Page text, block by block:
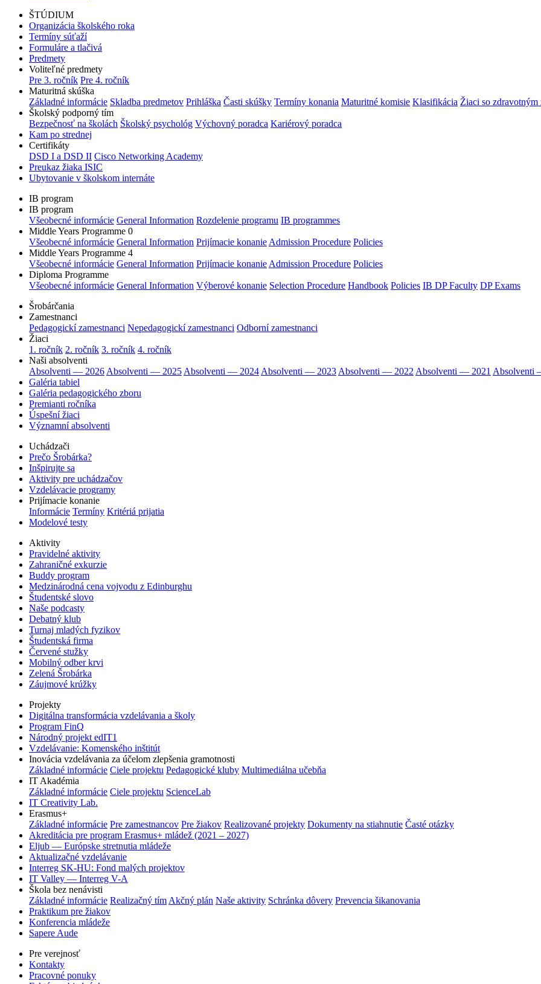
ŠTÚDIUM
Organizácia školského roka
Termíny súťaží
Formuláre a tlačivá
Predmety
Voliteľné predmety
Pre 3. ročník Pre 4. ročník
Maturitná skúška
Základné informácie Skladba predmetov Prihláška Časti skúšky Termíny konania Maturitné komisie Klasifikácia Žiaci so
Školský podporný tím
Bezpečnosť na školách Školský psychológ Výchovný poradca Kariérový poradca
Kam po strednej
Certifikáty
DSD I a DSD II Cisco Networking Academy
Preukaz žiaka ISIC
Ubytovanie v školskom internáte
IB program
IB program
Všeobecné informácie General Information Rozdelenie programu IB programmes
Middle Years Programme 0
Všeobecné informácie General Information Prijímacie konanie Admission Procedure Policies
Middle Years Programme 4
Všeobecné informácie General Information Prijímacie konanie Admission Procedure Policies
Diploma Programme
Všeobecné informácie General Information Výberové konanie Selection Procedure Handbook Policies IB DP Faculty DP Exams
Šrobárčania
Zamestnanci
Pedagogickí zamestnanci Nepedagogickí zamestnanci Odborní zamestnanci
Žiaci
1. ročník 2. ročník 3. ročník 4. ročník
Naši absolventi
Absolventi — 2026 Absolventi — 2025 Absolventi — 2024 Absolventi — 2023 Absolventi — 2022 Absolventi — 2021 Absolventi
Galéria tabiel
Galéria pedagogického zboru
Premianti ročníka
Úspešní žiaci
Významní absolventi
Uchádzači
Prečo Šrobárka?
Inšpirujte sa
Aktivity pre uchádzačov
Vzdelávacie programy
Prijímacie konanie
Informácie Termíny Kritériá prijatia
Modelové testy
Aktivity
Pravidelné aktivity
Zahraničné exkurzie
Buddy program
Medzinárodná cena vojvodu z Edinburghu
Študentské slovo
Naše podcasty
Debatný klub
Turnaj mladých fyzikov
Študentská firma
Červené stužky
Mobilný odber krvi
Zelená Šrobárka
Záujmové krúžky
Projekty
Digitálna transformácia vzdelávania a školy
Program FinQ
Národný projekt edIT1
Vzdelávanie: Komenského inštitút
Inovácia vzdelávania za účelom zlepšenia gramotnosti
Základné informácie Ciele projektu Pedagogické kluby Multimediálna učebňa
IT Akadémia
Základné informácie Ciele projektu ScienceLab
IT Creativity Lab.
Erasmus+
Základné informácie Pre zamestnancov Pre žiakov Realizované projekty Dokumenty na stiahnutie Časté otázky
Akreditácia pre program Erasmus+ mládež (2021 – 2027)
Eljub — Európske stretnutia mládeže
Aktualizačné vzdelávanie
Interreg SK-HU: Fond malých projektov
IT Valley — Interreg V-A
Škola bez nenávisti
Základné informácie Realizačný tím Akčný plán Naše aktivity Schránka dôvery Prevencia šikanovania
Praktikum pre žiakov
Konferencia mládeže
Sapere Aude
Pre verejnosť
Kontakty
Pracovné ponuky